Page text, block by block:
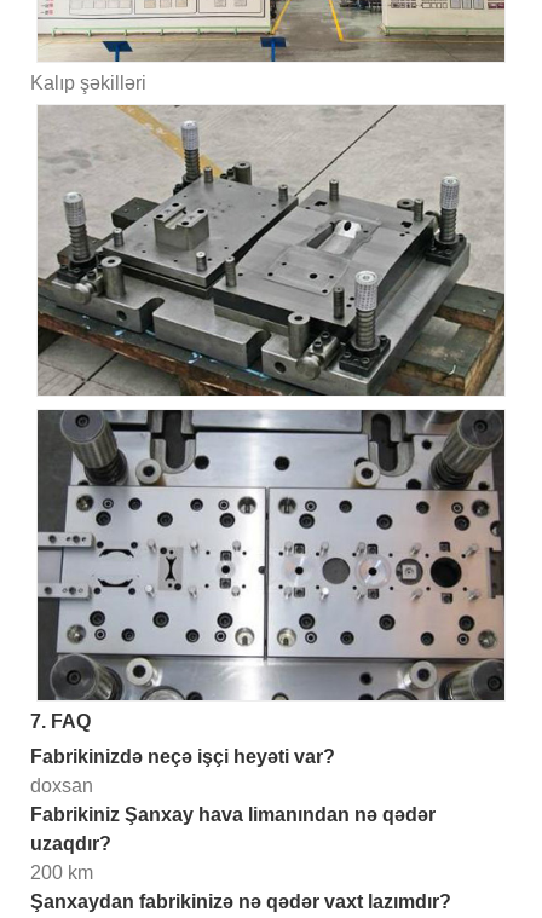
Kalıp şəkilləri
7. FAQ
Fabrikinizdə neçə işçi heyəti var?
doxsan
Fabrikiniz Şanxay hava limanından nə qədər
uzaqdır?
200 km
Şanxaydan fabrikinizə nə qədər vaxt lazımdır?